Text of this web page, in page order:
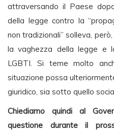
attraversando il Paese
della legge contro la
non tradizionali” solleva,
la vaghezza della legge e
LGBTI. Si teme molto
situazione possa
giuridico, sia sotto quello
Chiediamo quindi al
questione durante il